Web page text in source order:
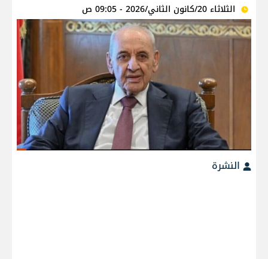
الثلاثاء 20/كانون الثاني/2026 - 09:05 ص
النشرة